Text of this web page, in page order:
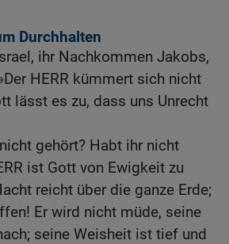
Durchhalten
ihr Nachkommen Jakobs,
HERR kümmert sich nicht
lässt es zu, dass uns Unrecht
gehört? Habt ihr nicht
ist Gott von Ewigkeit zu
reicht über die ganze Erde;
Er wird nicht müde, seine
seine Weisheit ist tief und